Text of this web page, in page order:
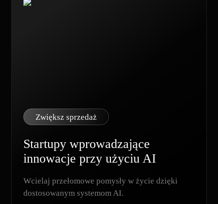
Zwiększ sprzedaż
Startupy wprowadzające
innowacje przy użyciu AI
Wcielaj przełomowe pomysły w życie dzięki
dostosowanym systemom AI.